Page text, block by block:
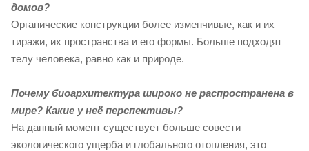
домов?
Органические конструкции более изменчивые, как и их
тиражи, их пространства и его формы. Больше подходят
телу человека, равно как и природе.
Почему биоархитектура широко не распространена в
мире? Какие у неё перспективы?
На данный момент существует больше совести
экологического ущерба и глобального отопления, это